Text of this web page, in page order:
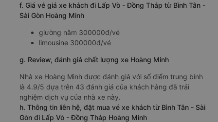
f. Giá vé giá xe khách đi Lấp Vò - Đồng Tháp từ Bình Tân -
Sài Gòn Hoàng Minh
giường nằm 300000đ/vé
limousine 300000đ/vé
g. Review, đánh giá chất lượng xe Hoàng Minh
Nhà xe Hoàng Minh được đánh giá với số điểm trung bình
là 4.9/5 dựa trên 43 đánh giá của khách hàng đã trải
nghiệm dịch vụ của nhà xe này.
h. Thông tin liên hệ, đặt mua vé xe khách từ Bình Tân - Sài
Gòn đi Lấp Vò - Đồng Tháp Hoàng Minh